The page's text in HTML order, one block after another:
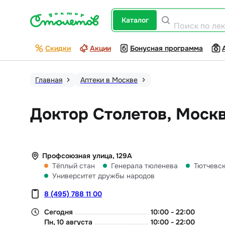
каталог
Поиск по
Скидки Акции Бонусная программа
Главная Аптеки в Москве
Доктор Столетов,
Профсоюзная улица, 129А
Тёплый стан
Генерала тюленева
Университет дружбы народов
8 (495) 788 11 00
Сегодня
10:00 - 22:00
Пн, 10 августа
10:00 - 22:00